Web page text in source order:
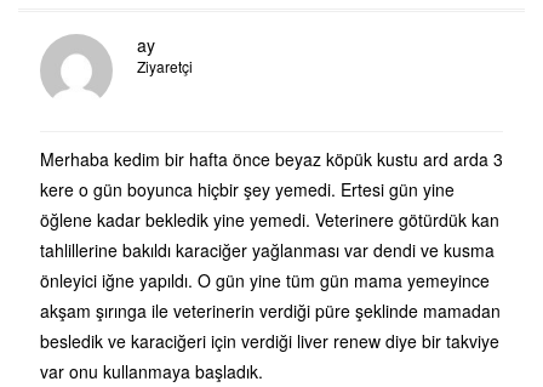
ay
Ziyaretçi
Merhaba kedim bir hafta önce beyaz köpük kustu ard arda 3
kere o gün boyunca hiçbir şey yemedi. Ertesi gün yine
öğlene kadar bekledik yine yemedi. Veterinere götürdük kan
tahlillerine bakıldı karaciğer yağlanması var dendi ve kusma
önleyici iğne yapıldı. O gün yine tüm gün mama yemeyince
akşam şırınga ile veterinerin verdiği püre şeklinde mamadan
besledik ve karaciğeri için verdiği liver renew diye bir takviye
var onu kullanmaya başladık.